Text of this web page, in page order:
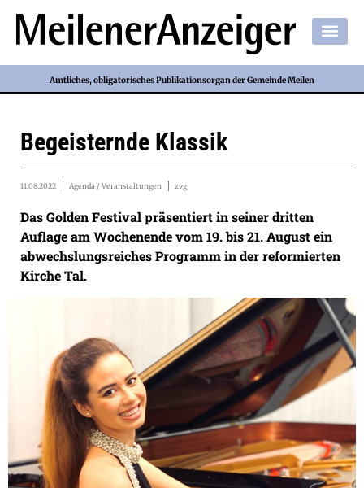
Amtliches, obligatorisches Publikationsorgan der Gemeinde Meilen
Begeisternde Klassik
11.08.2022 Agenda / Veranstaltungen zvg
Das Golden Festival präsentiert in seiner dritten
Auflage am Wochenende vom 19. bis 21. August ein
abwechslungsreiches Programm in der reformierten
Kirche Tal.